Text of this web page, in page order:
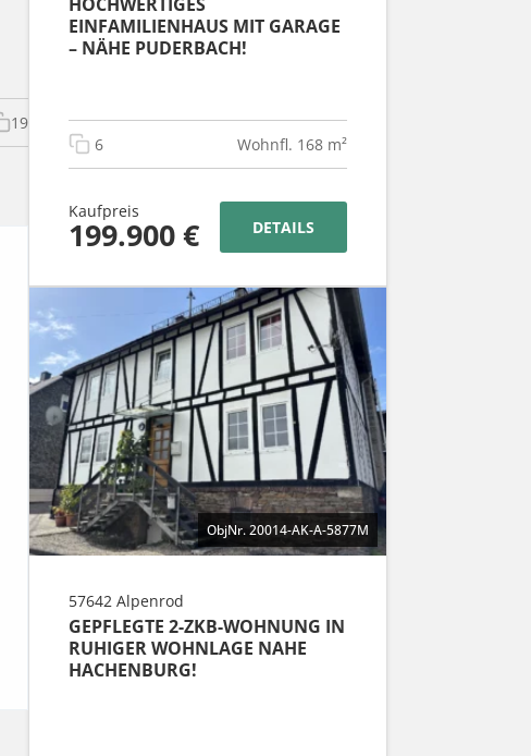
19
EINFAMILIENHAUS MIT GARAGE
– NÄHE PUDERBACH!
6 Wohnfl. 168 m²
Kaufpreis
199.900 € DETAILS
ObjNr. 20014-AK-A-5877M
57642 Alpenrod
GEPFLEGTE 2-ZKB-WOHNUNG IN
RUHIGER WOHNLAGE NAHE
HACHENBURG!